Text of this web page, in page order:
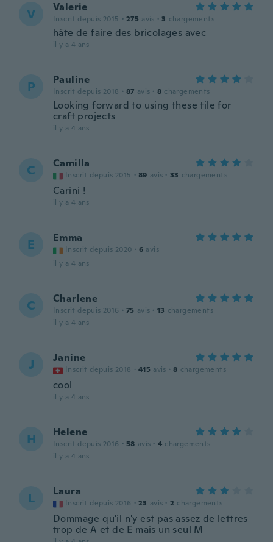
V Valerie
Inscrit depuis 2015 · 275 avis · 3 chargements
hâte de faire des bricolages avec
il y a 4 ans
P Pauline
Inscrit depuis 2018 · 87 avis · 8 chargements
Looking forward to using these tile for
craft projects
il y a 4 ans
C Camilla
Inscrit depuis 2015 · 89 avis · 33 chargements
Carini !
il y a 4 ans
E Emma
Inscrit depuis 2020 · 6 avis
il y a 4 ans
C Charlene
Inscrit depuis 2016 · 75 avis · 13 chargements
il y a 4 ans
J Janine
Inscrit depuis 2018 · 415 avis · 8 chargements
cool
il y a 4 ans
H Helene
Inscrit depuis 2016 · 58 avis · 4 chargements
il y a 4 ans
L Laura
Inscrit depuis 2016 · 23 avis · 2 chargements
Dommage qu'il n'y est pas assez de lettres
trop de A et de E mais un seul M